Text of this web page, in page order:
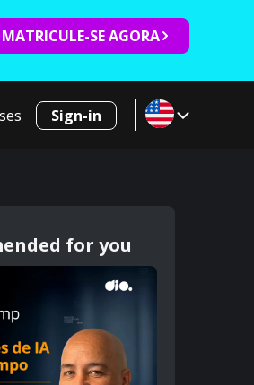
MATRICULE-SE AGORA
Sign-in
for you